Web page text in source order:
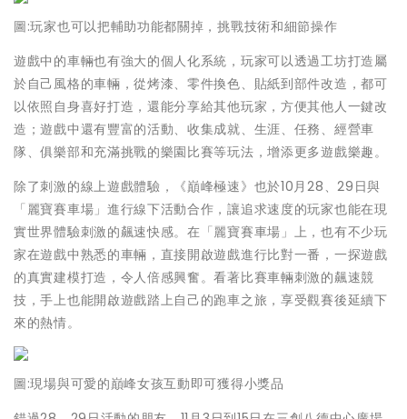
圖:玩家也可以把輔助功能都關掉，挑戰技術和細節操作
遊戲中的車輛也有強大的個人化系統，玩家可以透過工坊打造屬
於自己風格的車輛，從烤漆、零件換色、貼紙到部件改造，都可
以依照自身喜好打造，還能分享給其他玩家，方便其他人一鍵改
造；遊戲中還有豐富的活動、收集成就、生涯、任務、經營車
隊、俱樂部和充滿挑戰的樂園比賽等玩法，增添更多遊戲樂趣。
除了刺激的線上遊戲體驗，《巔峰極速》也於10月28、29日與
「麗寶賽車場」進行線下活動合作，讓追求速度的玩家也能在現
實世界體驗刺激的飆速快感。在「麗寶賽車場」上，也有不少玩
家在遊戲中熟悉的車輛，直接開啟遊戲進行比對一番，一探遊戲
的真實建模打造，令人倍感興奮。看著比賽車輛刺激的飆速競
技，手上也能開啟遊戲踏上自己的跑車之旅，享受觀賽後延續下
來的熱情。
圖:現場與可愛的巔峰女孩互動即可獲得小獎品